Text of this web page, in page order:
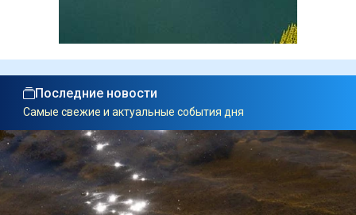
Последние новости
Самые свежие и актуальные события дня